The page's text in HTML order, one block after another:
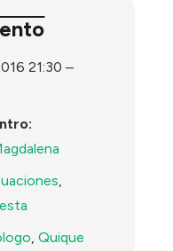
21:30 –
,Quique